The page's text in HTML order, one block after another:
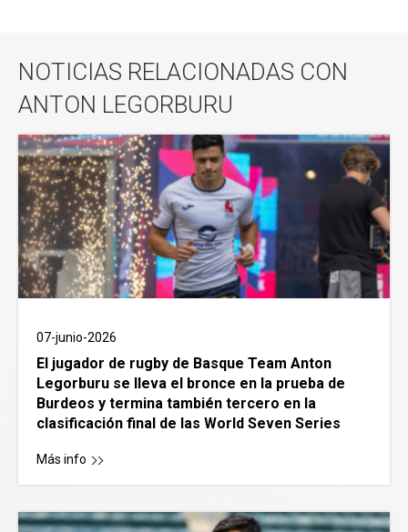
NOTICIAS RELACIONADAS CON
ANTON LEGORBURU
07-junio-2026
El jugador de rugby de Basque Team Anton
Legorburu se lleva el bronce en la prueba de
Burdeos y termina también tercero en la
clasificación final de las World Seven Series
Más info